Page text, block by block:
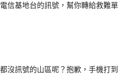
信基地台的訊號，幫你轉給救難單
沒訊號的山區呢？抱歉，手機打到